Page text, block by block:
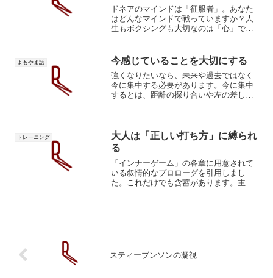
ドネアのマインドは「征服者」。あなた
はどんなマインドで戦っていますか？人
生もボクシングも大切なのは「心」で
ェアした投稿 心は身体を動かし、強...
よもやま話 今感じていることを大切にする
強くなりたいなら、未来や過去ではなく
今に集中する必要があります。今に集中
するとは、距離の探り合いや左の差し合
果が未来です。今を勝ち続...
トレーニング
大人は「正しい打ち方」に縛られ
る
「インナーゲーム」の各章に用意されて
いる叙情的なプロローグを引用しまし
た。これだけでも含蓄があります。主観
スティーブンソンの凝視